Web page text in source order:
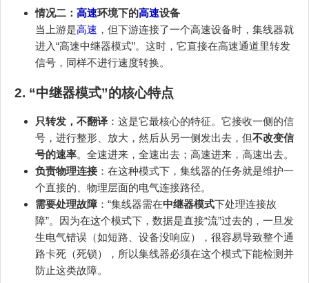
情况二： 高速环境下的高速设备
当上游是高速 ，但下游连接了一个高速设备时，集线器就
进入“高速中继器模式”。这时，它直接在高速通道里转发
信号，同样不进行速度转换。
2. “中继器模式”的核心特点
只转发，不翻译 ：这是它最核心的特征。它接收一侧的信
号，进行整形、放大，然后从另一侧发出去，但不改变信
号的速率。全速进来，全速出去；高速进来，高速出去。
负责物理连接 ：在这种模式下，集线器的任务就是维护一
个直接的、物理层面的电气连接路径。
需要处理故障 ：“集线器需在中继器模式下处理连接故
障”。因为在这个模式下，数据是直接“流”过去的，一旦发
生电气错误（如短路、设备没响应），很容易导致整个通
路卡死（死锁），所以集线器必须在这个模式下能检测并
防止这类故障。